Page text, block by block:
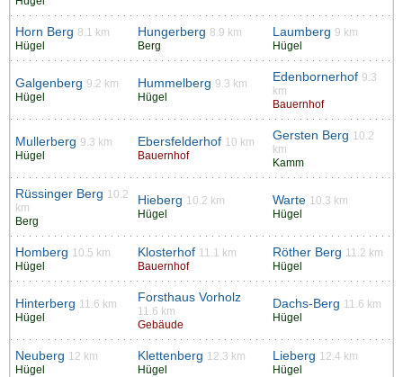
Horn Berg 8.1 km
Hügel
Hungerberg 8.9 km
Berg
Laumberg 9 km
Hügel
Galgenberg 9.2 km
Hügel
Hummelberg 9.3 km
Hügel
Edenbornerhof 9.3
km
Bauernhof
Mullerberg 9.3 km
Hügel
Ebersfelderhof 10 km
Bauernhof
Gersten Berg 10.2
km
Kamm
Rüssinger Berg 10.2
km
Berg
Hieberg 10.2 km
Hügel
Warte 10.3 km
Hügel
Homberg 10.5 km
Hügel
Klosterhof 11.1 km
Bauernhof
Röther Berg 11.2 km
Hügel
Hinterberg 11.6 km
Hügel
Forsthaus Vorholz
11.6 km
Gebäude
Dachs-Berg 11.6 km
Hügel
Neuberg 12 km
Hügel
Klettenberg 12.3 km
Hügel
Lieberg 12.4 km
Hügel